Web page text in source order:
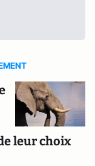
leur choix